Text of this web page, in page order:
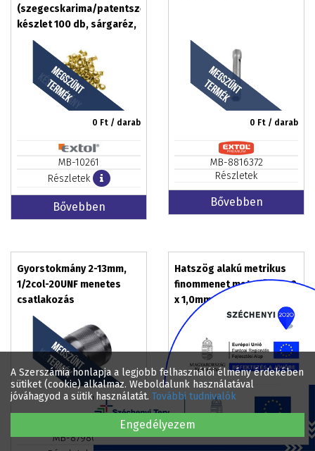
A Szerszámia honlapja a legjobb felhasználói élmény érdekében
sütiket (cookie) alkalmaz. Weboldalunk használatával
jóváhagyod a sütik használatát. További tudnivalók
Engedélyezem
(szegecskarima/patentszegecs)
készlet 100 db, sárgaréz,
bőrlyukasztókhoz
0 Ft / darab
MB-10261
Részletek
Bővebben
0 Ft / darab
MB-8816372
Részletek
Bővebben
Gyorstokmány 2-13mm,
1/2col-20UNF menetes
csatlakozás
0Ft / darab
MB-8798011
Hatszög alakú metrikus
finommenet metsző M10,0
x 1,0mm HSS BS1127
0Ft / darab
CR-SHR0862630K